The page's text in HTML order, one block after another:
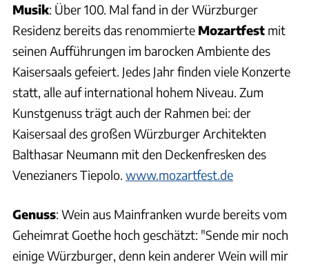
Musik: Über 100. Mal fand in der Würzburger
Residenz bereits das renommierte Mozartfest mit
seinen Aufführungen im barocken Ambiente des
Kaisersaals gefeiert. Jedes Jahr finden viele Konzerte
statt, alle auf international hohem Niveau. Zum
Kunstgenuss trägt auch der Rahmen bei: der
Kaisersaal des großen Würzburger Architekten
Balthasar Neumann mit den Deckenfresken des
Venezianers Tiepolo. www.mozartfest.de
Genuss: Wein aus Mainfranken wurde bereits vom
Geheimrat Goethe hoch geschätzt: "Sende mir noch
einige Würzburger, denn kein anderer Wein will mir